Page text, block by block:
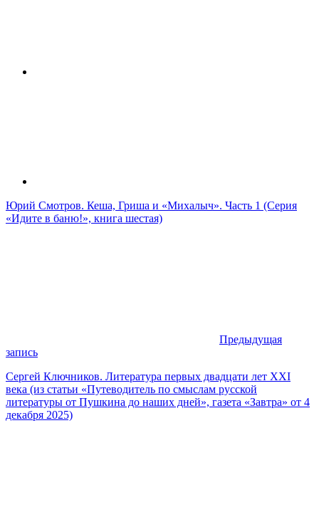
Юрий Смотров. Кеша, Гриша и «Михалыч». Часть 1 (Серия
«Идите в баню!», книга шестая)
Предыдущая
запись
Сергей Ключников. Литература первых двадцати лет XXI
века (из статьи «Путеводитель по смыслам русской
литературы от Пушкина до наших дней», газета «Завтра» от 4
декабря 2025)